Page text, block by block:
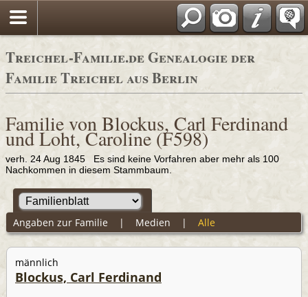
Adressbücher
Treichel-Familie.de Genealogie der
Familie Treichel aus Berlin
Familie von Blockus, Carl Ferdinand
und Loht, Caroline (F598)
verh. 24 Aug 1845 Es sind keine Vorfahren aber mehr als 100
Nachkommen in diesem Stammbaum.
Angaben zur Familie | Medien | Alle
männlich
Blockus, Carl Ferdinand